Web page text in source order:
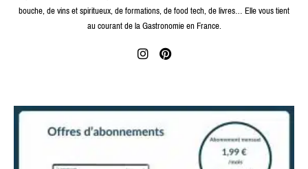
bouche, de vins et spiritueux, de formations, de food tech, de livres… Elle vous tient
au courant de la Gastronomie en France.